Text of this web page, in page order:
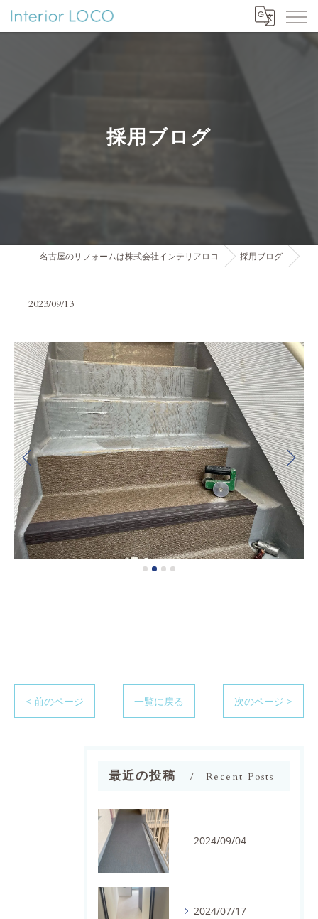
採用ブログ
名古屋のリフォームは株式会社インテリアロコ 採用ブログ
2023/09/13
< 前のページ 一覧に戻る 次のページ >
最近の投稿 Recent Posts
2024/09/04
2024/07/17